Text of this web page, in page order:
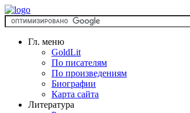
Гл. меню
GoldLit
По писателям
По произведениям
Биографии
Карта сайта
Литература